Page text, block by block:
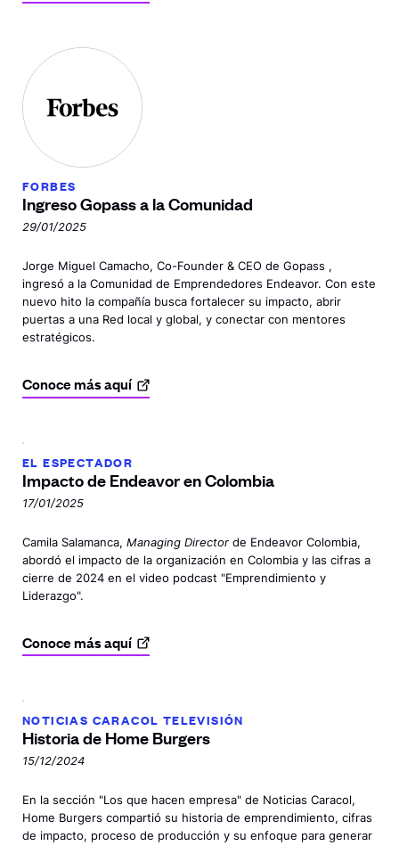
FORBES
Ingreso Gopass ala Comunidad
29/01/2025
Jorge Miguel Camacho, Co-Founder & CEO de Gopass ,
ingresó a la Comunidad de Emprendedores Endeavor. Con este
nuevo hito la compañía busca fortalecer su impacto, abrir
puertas a una Red local y global, y conectar con mentores
estratégicos.
Conoce másaquí
EL ESPECTADOR
Impacto de Endeavoren Colombia
17/01/2025
Camila Salamanca, Managing Director de Endeavor Colombia,
abordó el impacto de la organización en Colombia y las cifras a
cierre de 2024 en el video podcast "Emprendimiento y
Liderazgo".
Conoce másaquí
NOTICIAS CARACOL TELEVISIÓN
Historia deHome Burgers
15/12/2024
En la sección "Los que hacen empresa" de Noticias Caracol,
Home Burgers compartió su historia de emprendimiento, cifras
de impacto, proceso de producción y su enfoque para generar